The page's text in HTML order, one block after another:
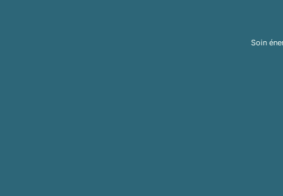
Soin